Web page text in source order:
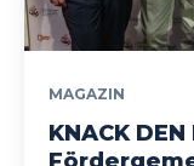
MAGAZIN
KNACK